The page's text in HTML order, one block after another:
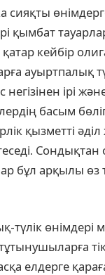
қымбат
кейбір
ауыртпалық
ірі
басым
қызметті
бұл арқылы өз
түлік
елдерге